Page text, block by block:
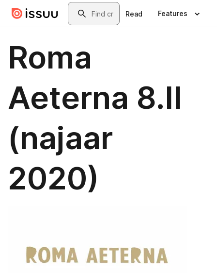
Skip to main contentSearch
Read Features
Roma
Aeterna 8.II
(najaar
2020)